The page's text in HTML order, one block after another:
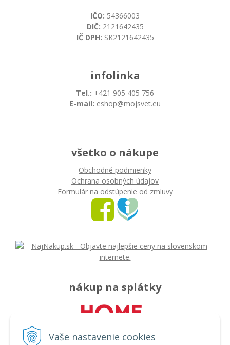
Vaše nastavenie cookies
IČO: 54366003
DIČ: 2121642435
IČ DPH: SK2121642435
infolinka
Tel.: +421 905 405 756
E-mail: eshop@mojsvet.eu
všetko o nákupe
Obchodné podmienky
Ochrana osobných údajov
Formulár na odstúpenie od zmluvy
nákup na splátky